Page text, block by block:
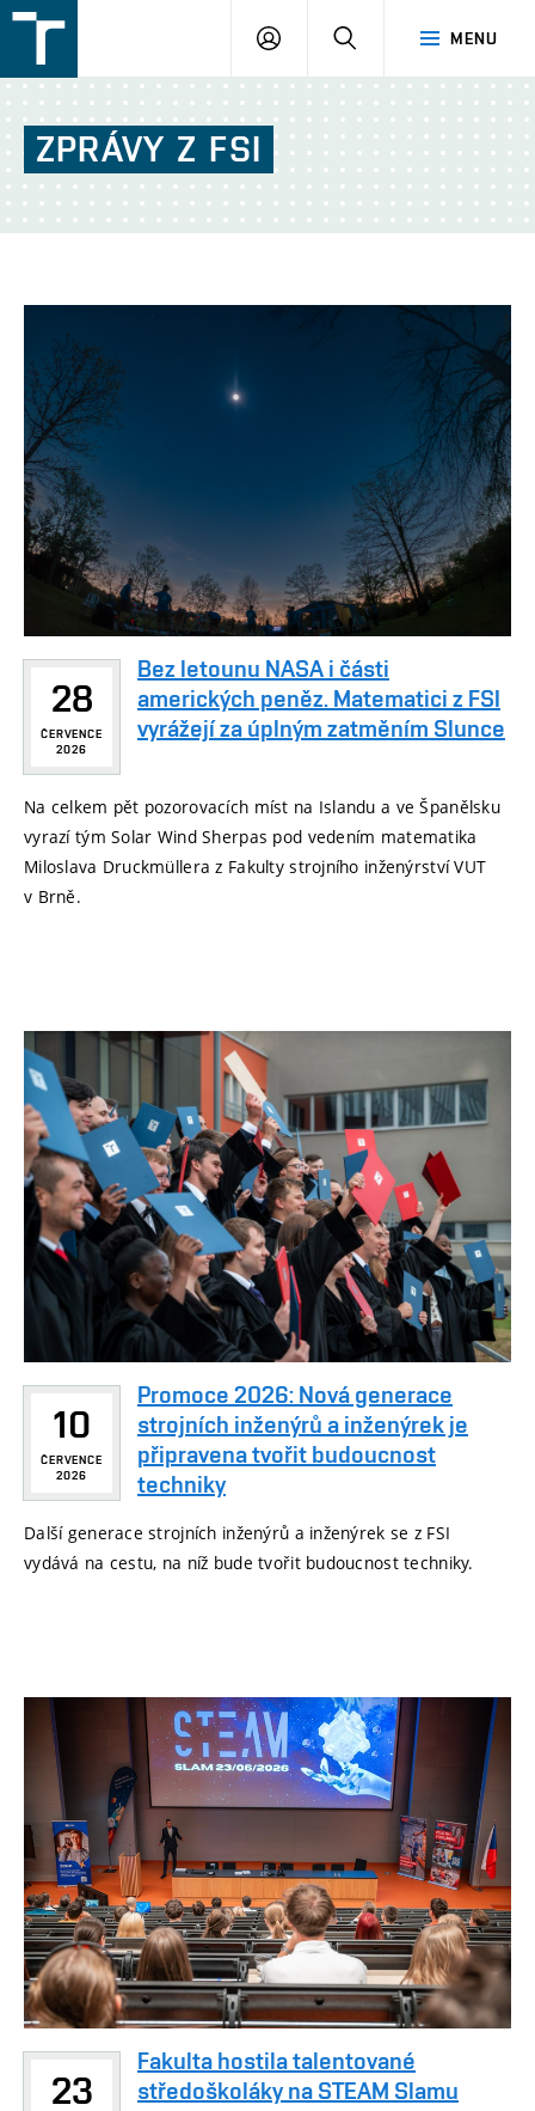
v
Brně
MENU
PŘIHLÁŠENÍ
ZPRÁVY Z FSI
28
ČERVENCE
2026
Bez letounu NASA i části
amerických peněz. Matematici z FSI
vyrážejí za úplným zatměním Slunce
Na celkem pět pozorovacích míst na Islandu a ve Španělsku
vyrazí tým Solar Wind Sherpas pod vedením matematika
Miloslava Druckmüllera z Fakulty strojního inženýrství VUT
v Brně.
10
ČERVENCE
2026
Promoce 2026: Nová generace
strojních inženýrů a inženýrek je
připravena tvořit budoucnost
techniky
Další generace strojních inženýrů a inženýrek se z FSI
vydává na cestu, na níž bude tvořit budoucnost techniky.
23
Fakulta hostila talentované
středoškoláky na STEAM Slamu